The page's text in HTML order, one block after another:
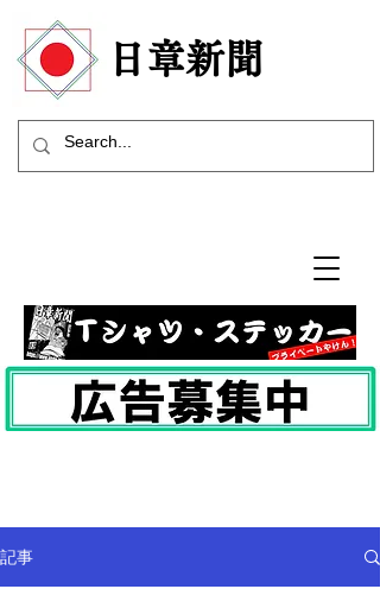
​日章新聞
記事